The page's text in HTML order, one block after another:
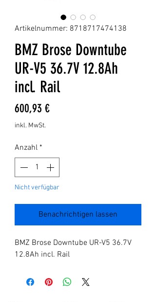
Artikelnummer: 8718717474138
BMZ Brose Downtube
UR-V5 36.7V 12.8Ah
incl. Rail
600,93 €Preis
inkl. MwSt.
Anzahl *
Nicht verfügbar
Benachrichtigen lassen
BMZ Brose Downtube UR-V5 36.7V
12.8Ah incl. Rail